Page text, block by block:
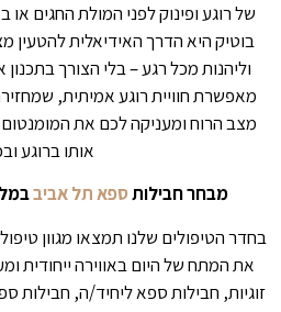
של רוגע ופינוק לפני המולת החגים
בוטיק היא הדרך האידיאלית להטעין
וליהנות מכל רגע – בלי הצורך
מאפשרת חוויית רוגע אמיתית,
מצב הרוח ומעניקה לכם את
אותו ברוגע
מבחר חבילותספא תל אביב
בחדר הטיפולים שלנו תמצאו מגוון
את המתח של היום באווירה ייחודית
זוגיות, חבילות ספא ליחיד/ה,